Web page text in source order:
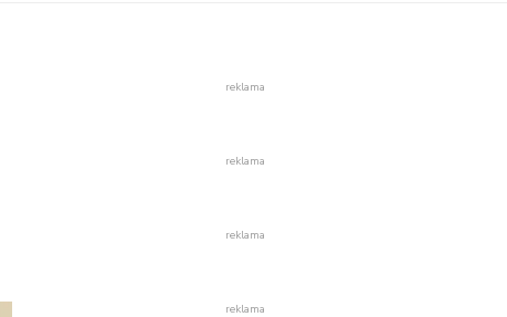
reklama
reklama
reklama
reklama